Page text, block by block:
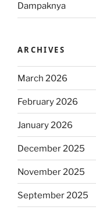
Dampaknya
ARCHIVES
March 2026
February 2026
January 2026
December 2025
November 2025
September 2025